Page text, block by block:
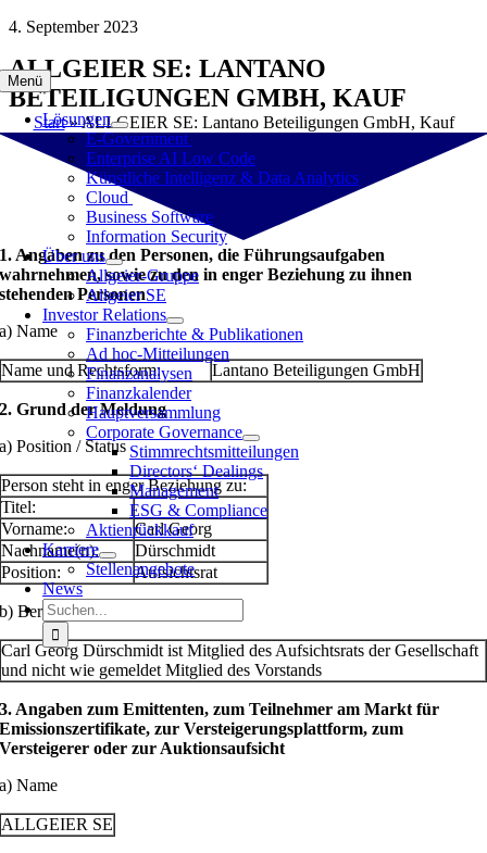
Zum
springen
Menü
Lösungen
E-Government
Enterprise AI Low Code
Künstliche Intelligenz & Data Analytics
Cloud
Business Software
Information Security
Über uns
Allgeier-Gruppe
Allgeier SE
Investor Relations
Finanzberichte & Publikationen
Ad hoc-Mitteilungen
Finanzanalysen
Finanzkalender
Hauptversammlung
Corporate Governance
Stimmrechtsmitteilungen
Directors‘ Dealings
Management
ESG & Compliance
Aktienrückkauf
Karriere
Stellenangebote
News
Suche
nach:
4. September 2023
ALLGEIER SE: LANTANO
BETEILIGUNGEN GMBH, KAUF
Start»ALLGEIER SE: Lantano Beteiligungen GmbH, Kauf
1. Angaben zu den Personen, die Führungsaufgaben
wahrnehmen, sowie zu den in enger Beziehung zu ihnen
stehenden Personen
a) Name
Name und Rechtsform: Lantano Beteiligungen GmbH
2. Grund der Meldung
a) Position / Status
Person steht in enger Beziehung zu:
Titel:
Vorname:
Carl Georg
Nachname(n):
Dürschmidt
Position:
Aufsichtsrat
b) Berichtigung
Carl Georg Dürschmidt ist Mitglied des Aufsichtsrats der Gesellschaft
und nicht wie gemeldet Mitglied des Vorstands
3. Angaben zum Emittenten, zum Teilnehmer am Markt für
Emissionszertifikate, zur Versteigerungsplattform, zum
Versteigerer oder zur Auktionsaufsicht
a) Name
ALLGEIER SE